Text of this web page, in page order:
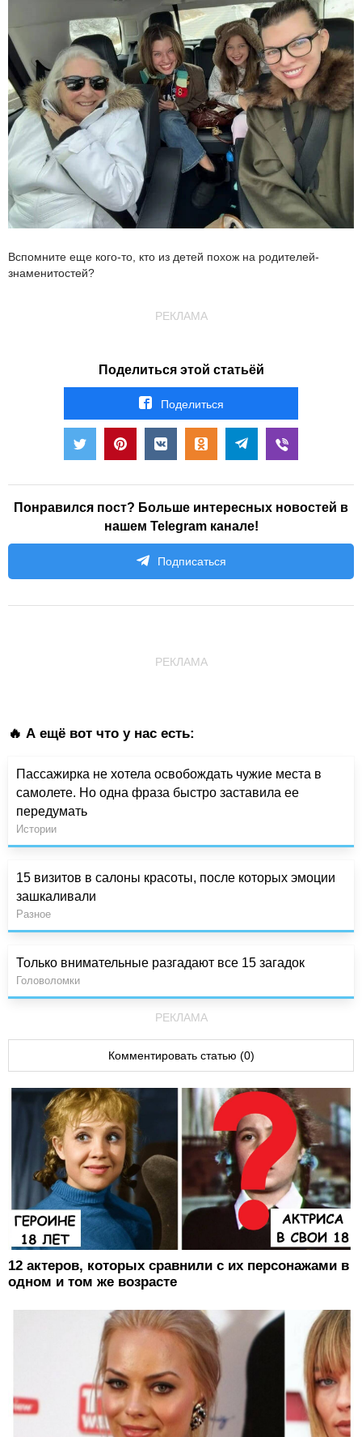
Вспомните еще кого-то, кто из детей похож на родителей-
знаменитостей?
РЕКЛАМА
Поделиться этой статьёй
Поделиться
Понравился пост? Больше интересных новостей в
нашем Telegram канале!
Подписаться
РЕКЛАМА
🔥 А ещё вот что у нас есть:
Пассажирка не хотела освобождать чужие места в
самолете. Но одна фраза быстро заставила ее
передумать
Истории
15 визитов в салоны красоты, после которых эмоции
зашкаливали
Разное
Только внимательные разгадают все 15 загадок
Головоломки
РЕКЛАМА
Комментировать статью (0)
12 актеров, которых сравнили с их персонажами в
одном и том же возрасте